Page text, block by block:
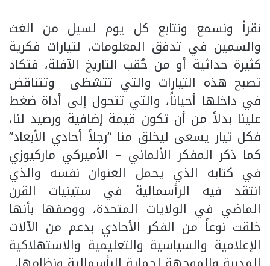
نقرأ ونسمع ونتابع كل يوم لسيل من الغث
والسمين في تدفق المعلومات، لتيارات فكرية
كثيرة حداثية أو من حُقب التاريخ الآفلة، فتكاد
تصبح هذه التيارات والتي تتشظى وتتناقض
في داخلها أحياناً، والتي تتحول إلى أداة ضغط
علينا بدلاً من أن تكون قيمة إضافية ورصيد لنا،
فكل تيار يسعى ليخلق منا “رجلاً أحادي الأبعاد”
كما ذكر المفكر الألماني – الأميركي ماركيوزي
في كتابه الذي يحمل العنوان نفسه والذي
انتقد فيه الرأسمالية في ستينيات القرن
الماضي في الولايات المتحدة، ووصفها بأنها
خلقت نوعاً من الفكر الأحادي بدعم من الآلات
الإعلامية والسياسية والتعليمية والاستهلاكية